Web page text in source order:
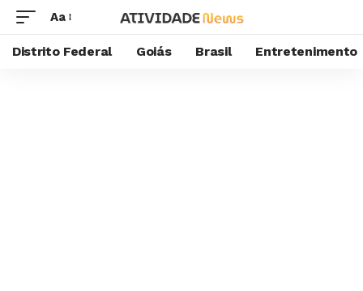
Aa
Distrito Federal Goiás Brasil Entretenimento